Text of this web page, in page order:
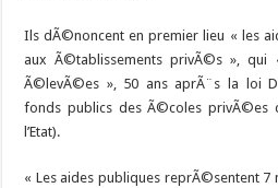
Ils dÃ©noncent en premier lieu « les
aux Ã©tablissements privÃ©s », qui
Ã©levÃ©es », 50 ans aprÃ¨s la loi
fonds publics des Ã©coles privÃ©es
l’Etat).
« Les aides publiques reprÃ©sentent 7